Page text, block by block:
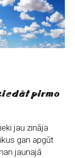
pirmo
jau zināja
gan apgūt
jaunajā